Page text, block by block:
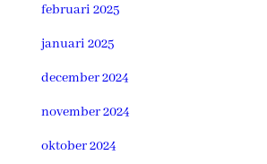
februari 2025
januari 2025
december 2024
november 2024
oktober 2024